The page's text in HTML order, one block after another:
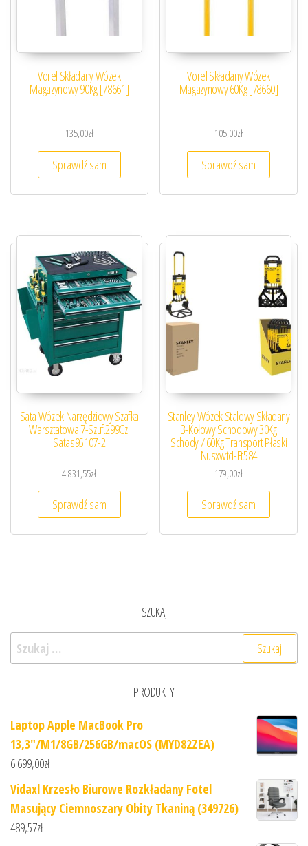
Vorel Składany Wózek
Magazynowy 90Kg [78661]
135,00zł
Sprawdź sam
Vorel Składany Wózek
Magazynowy 60Kg [78660]
105,00zł
Sprawdź sam
Sata Wózek Narzędziowy Szafka
Warsztatowa 7-Szuf.299Cz.
Satas95107-2
4 831,55zł
Sprawdź sam
Stanley Wózek Stalowy Składany
3-Kołowy Schodowy 30Kg
Schody / 60Kg Transport Płaski
Nusxwtd-Ft584
179,00zł
Sprawdź sam
SZUKAJ
Szukaj:
PRODUKTY
Laptop Apple MacBook Pro
13,3"/M1/8GB/256GB/macOS (MYD82ZEA)
6 699,00zł
Vidaxl Krzesło Biurowe Rozkładany Fotel
Masujący Ciemnoszary Obity Tkaniną (349726)
489,57zł